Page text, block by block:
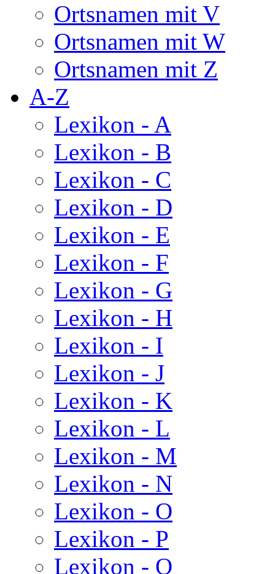
Ortsnamen mit V
Ortsnamen mit W
Ortsnamen mit Z
A-Z
Lexikon - A
Lexikon - B
Lexikon - C
Lexikon - D
Lexikon - E
Lexikon - F
Lexikon - G
Lexikon - H
Lexikon - I
Lexikon - J
Lexikon - K
Lexikon - L
Lexikon - M
Lexikon - N
Lexikon - O
Lexikon - P
Lexikon - Q